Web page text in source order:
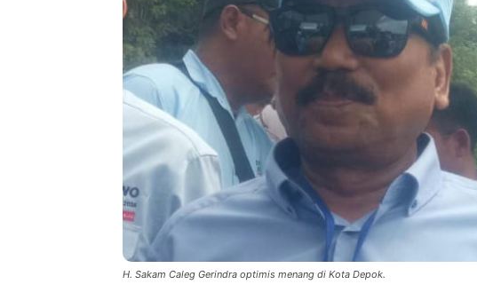
H. Sakam Caleg Gerindra optimis menang di Kota Depok.